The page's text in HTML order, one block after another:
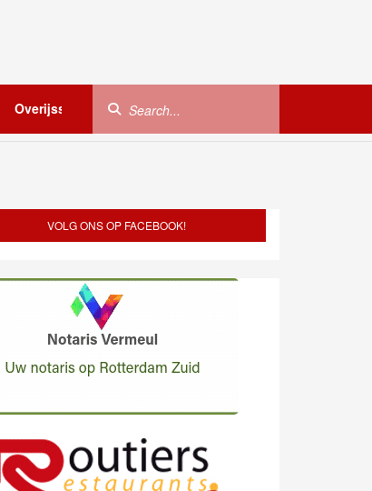
Overijssel Utrecht Zeeland
VOLG ONS OP FACEBOOK!